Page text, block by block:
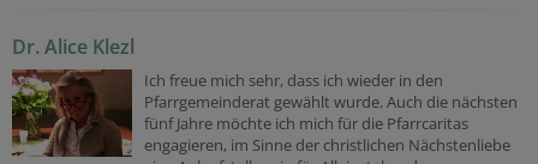
Dr. Alice Klezl
Ich freue mich sehr, dass ich wieder in den
Pfarrgemeinderat gewählt wurde. Auch die nächsten
fünf Jahre möchte ich mich für die Pfarrcaritas
engagieren, im Sinne der christlichen Nächstenliebe